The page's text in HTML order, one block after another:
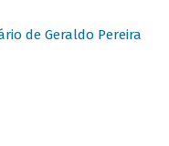
de Geraldo Pereira